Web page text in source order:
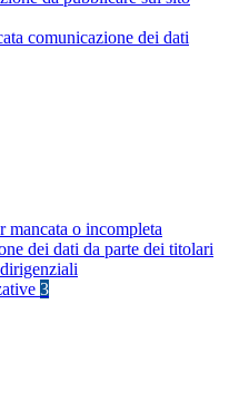
comunicazione dei dati
mancata o incompleta
dei dati da parte dei titolari
3